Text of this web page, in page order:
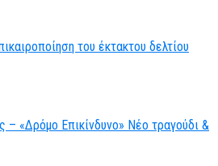
του έκτακτου δελτίου
– «Δρόμο Επικίνδυνο» Νέο τραγούδι &